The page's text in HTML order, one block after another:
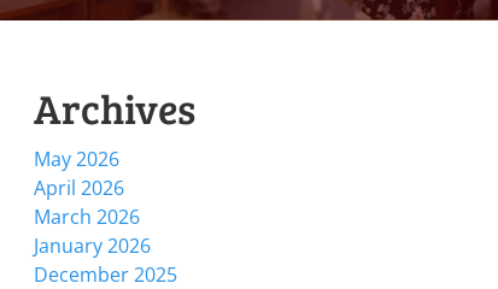
Archives
May 2026
April 2026
March 2026
January 2026
December 2025